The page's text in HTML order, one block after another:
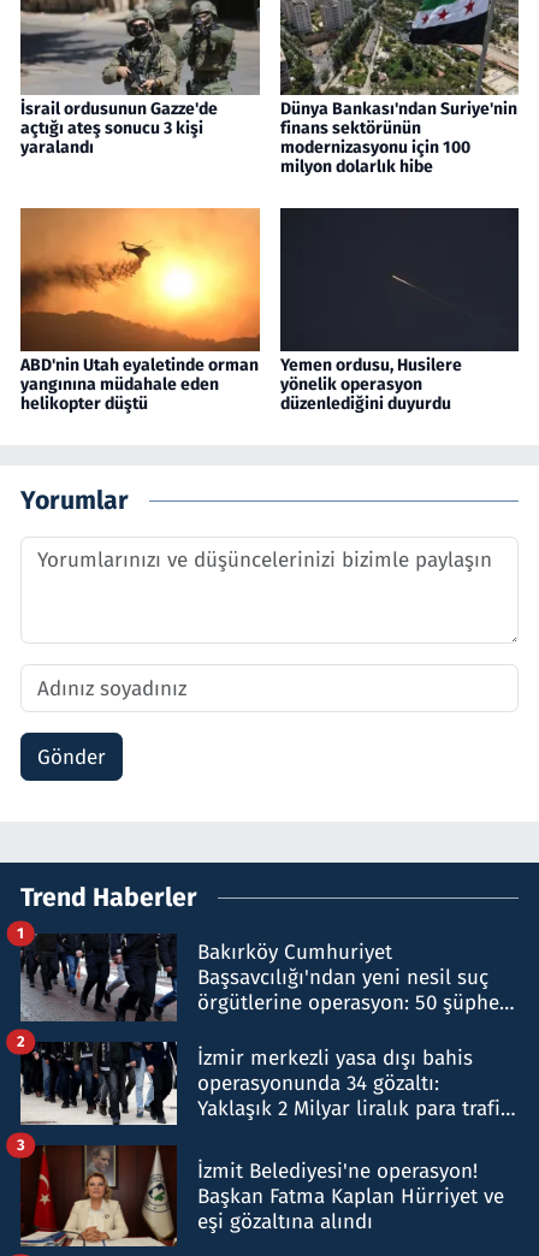
İsrail ordusunun Gazze'de
açtığı ateş sonucu 3 kişi
yaralandı
Dünya Bankası'ndan Suriye'nin
finans sektörünün
modernizasyonu için 100
milyon dolarlık hibe
ABD'nin Utah eyaletinde orman
yangınına müdahale eden
helikopter düştü
Yemen ordusu, Husilere
yönelik operasyon
düzenlediğini duyurdu
Yorumlar
Gönder
Trend Haberler
Bakırköy Cumhuriyet
Başsavcılığı'ndan yeni nesil suç
örgütlerine operasyon: 50 şüpheli
1
İzmir merkezli yasa dışı bahis
operasyonunda 34 gözaltı:
Yaklaşık 2 Milyar liralık para trafiği
2
İzmit Belediyesi'ne operasyon!
Başkan Fatma Kaplan Hürriyet ve
eşi gözaltına alındı
3